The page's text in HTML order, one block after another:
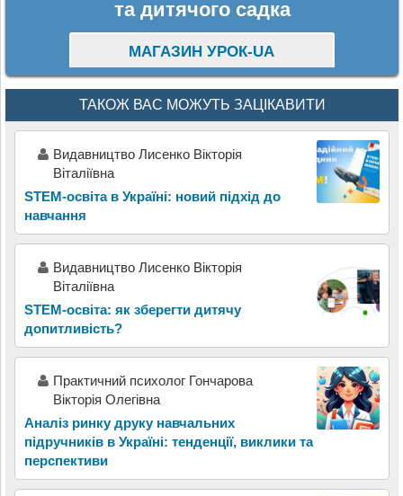
та дитячого садка
МАГАЗИН УРОК-UA
ТАКОЖ ВАС МОЖУТЬ ЗАЦІКАВИТИ
Видавництво Лисенко Вікторія
Віталіївна
STEM-освіта в Україні: новий підхід до
навчання
Видавництво Лисенко Вікторія
Віталіївна
STEM-освіта: як зберегти дитячу
допитливість?
Практичний психолог Гончарова
Вікторія Олегівна
Аналіз ринку друку навчальних
підручників в Україні: тенденції, виклики та
перспективи